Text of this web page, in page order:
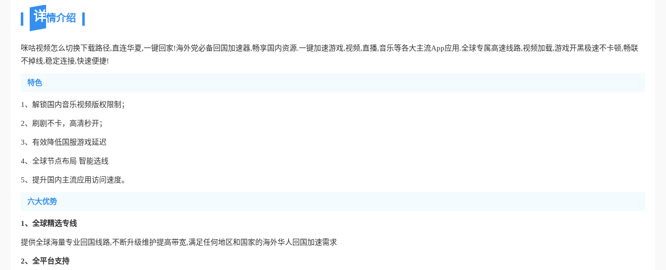
详情介绍
咪咕视频怎么切换下载路径,直连华夏,一键回家!海外党必备回国加速器,畅享国内资源.一键加速游戏,视频,直播,音乐等各大主流App应用.全球专属高速线路,视频加载,游戏开黑极速不卡顿,畅联
不掉线,稳定连接,快速便捷!
特色
1、解锁国内音乐视频版权限制；
2、刷剧不卡，高清秒开；
3、有效降低国服游戏延迟
4、全球节点布局 智能选线
5、提升国内主流应用访问速度。
六大优势
1、全球精选专线
提供全球海量专业回国线路,不断升级维护提高带宽,满足任何地区和国家的海外华人回国加速需求
2、全平台支持